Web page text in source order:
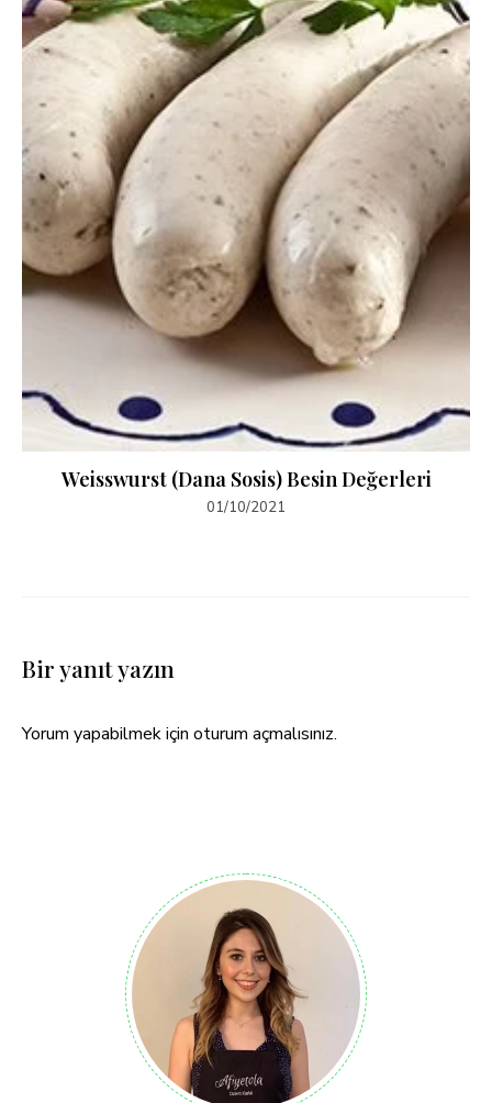
Weisswurst (Dana Sosis) Besin Değerleri
01/10/2021
Bir yanıt yazın
Yorum yapabilmek için oturum açmalısınız.